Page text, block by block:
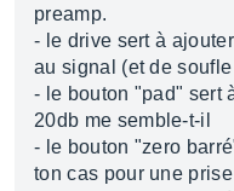
preamp.
- le drive sert à
au signal (et de
- le bouton "pad" sert
20db me semble-t-il
- le bouton "zero
ton cas pour une